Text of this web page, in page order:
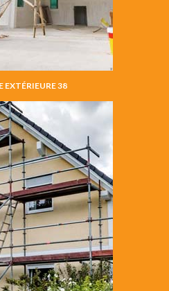
EXTÉRIEURE 38